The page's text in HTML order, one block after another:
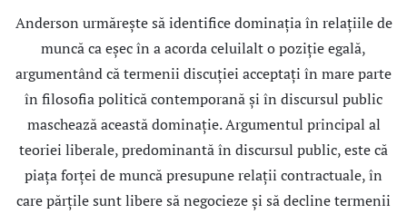
Anderson urmăreşte să identifice dominaţia în relaţiile de
muncă ca eşec în a acorda celuilalt o poziţie egală,
argumentând că termenii discuţiei acceptaţi în mare parte
în filosofia politică contemporană şi în discursul public
maschează această dominaţie. Argumentul principal al
teoriei liberale, predominantă în discursul public, este că
piaţa forţei de muncă presupune relaţii contractuale, în
care părţile sunt libere să negocieze şi să decline termenii